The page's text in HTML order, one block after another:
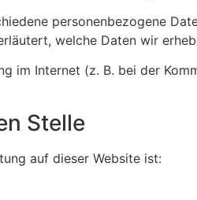
personenbezogene
welche Daten wir
im Internet (z. B. bei der
Stelle
auf dieser Website ist: